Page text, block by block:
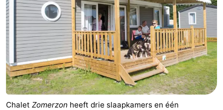
Chalet Zomerzon heeft drie slaapkamers en één